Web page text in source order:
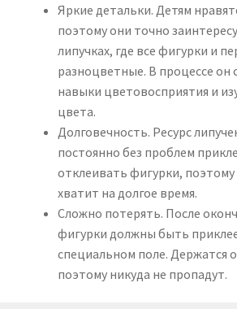
Яркие детальки. Детям
поэтому они точно
липучках, где все фигурки и
разноцветные. В процессе он
навыки цветовосприятия и
цвета.
Долговечность. Ресурс
постоянно без проблем
отклеивать фигурки,
хватит на долгое время.
Сложно потерять. После
фигурки должны быть
специальном поле. Держатся
поэтому никуда не пропадут.